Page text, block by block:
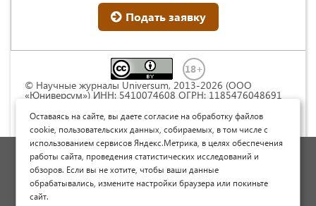
Подать заявку
© Научные журналы Universum, 2013-2026 (ООО
«Юниверсум») ИНН: 5410074608 ОГРН: 1185476048691
Commons « Attribution» («Атрибуция») 4.0
Непортированная
Политика обработки персональных данных
Договор оферты
Опубликовать научную статью
Оставаясь на сайте, вы даете согласие на обработку файлов
cookie, пользовательских данных, собираемых, в том числе с
использованием сервисов Яндекс.Метрика, в целях обеспечения
работы сайта, проведения статистических исследований и
обзоров. Если вы не хотите, чтобы ваши данные
обрабатывались, измените настройки браузера или покиньте
сайт.